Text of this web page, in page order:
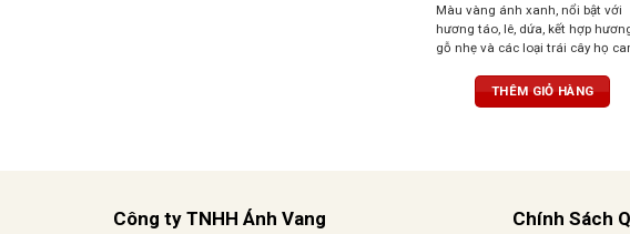
Màu vàng ánh xanh, nổi bật với
hương táo, lê, dứa, kết hợp
gỗ nhẹ và các loại trái cây họ
THÊM GIỎ HÀNG
Công ty TNHH Ánh Vang Chính Sách